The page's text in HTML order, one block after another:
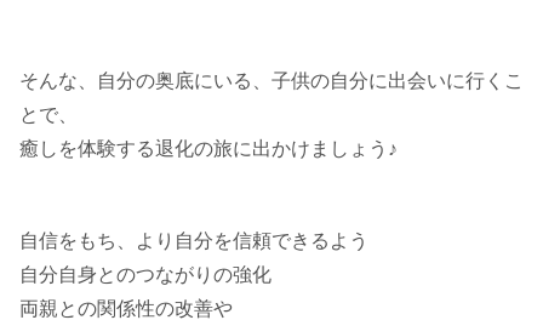
そんな、自分の奥底にいる、子供の自分に出会いに行くこ
とで、
癒しを体験する退化の旅に出かけましょう♪
自信をもち、より自分を信頼できるよう
自分自身とのつながりの強化
両親との関係性の改善や